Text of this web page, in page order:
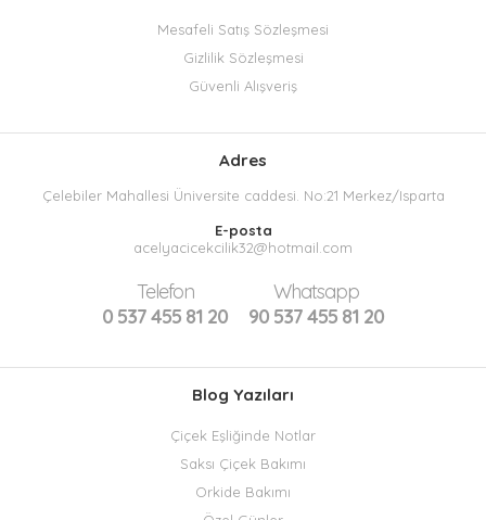
Mesafeli Satış Sözleşmesi
Gizlilik Sözleşmesi
Güvenli Alışveriş
Adres
Çelebiler Mahallesi Üniversite caddesi. No:21 Merkez/Isparta
E-posta
acelyacicekcilik32@hotmail.com
Telefon
0 537 455 81 20
Whatsapp
90 537 455 81 20
Blog Yazıları
Çiçek Eşliğinde Notlar
Saksı Çiçek Bakımı
Orkide Bakımı